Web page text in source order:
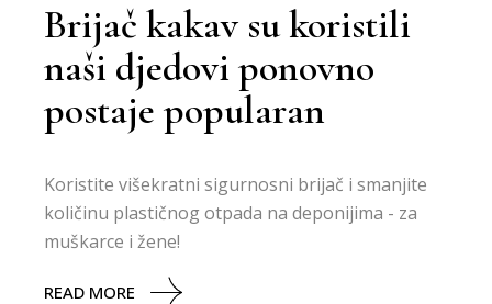
Brijač kakav su koristili
naši djedovi ponovno
postaje popularan
Koristite višekratni sigurnosni brijač i smanjite
količinu plastičnog otpada na deponijima - za
muškarce i žene!
READ MORE